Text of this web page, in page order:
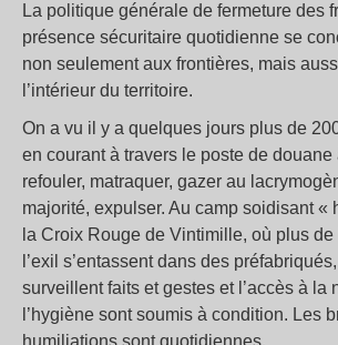
La politique générale de fermeture des
présence sécuritaire quotidienne se
non seulement aux frontières, mais
l’intérieur du territoire.
On a vu il y a quelques jours plus de
en courant à travers le poste de
refouler, matraquer, gazer au
majorité, expulser. Au camp soidisant «
la Croix Rouge de Vintimille, où plus
l’exil s’entassent dans des
surveillent faits et gestes et l’accès à la
l’hygiène sont soumis à condition. Les
humiliations sont quotidiennes.